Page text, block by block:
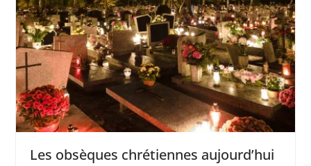
Les obsèques chrétiennes aujourd’hui